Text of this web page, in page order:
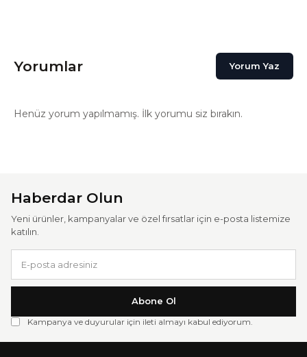
Yorumlar Yorum Yaz
Henüz yorum yapılmamış. İlk yorumu siz bırakın.
Haberdar Olun
Yeni ürünler, kampanyalar ve özel fırsatlar için e-posta listemize
katılın.
Abone Ol
Kampanya ve duyurular için ileti almayı kabul ediyorum.